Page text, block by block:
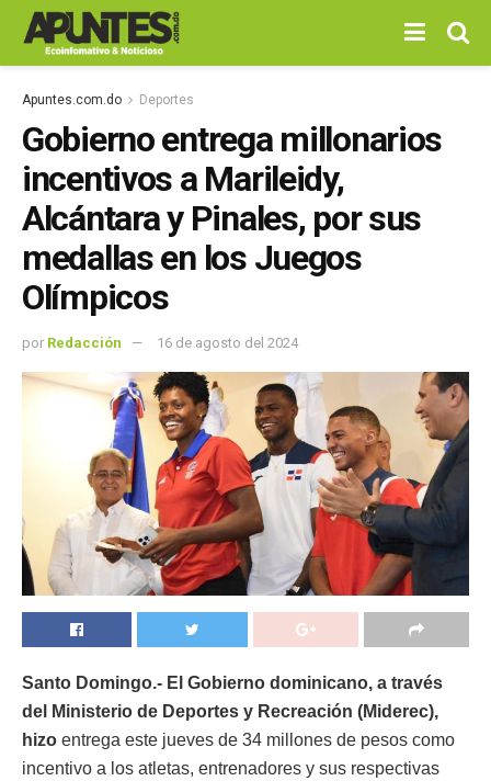
Apuntes.com.do Deportes
Gobierno entrega millonarios
incentivos a Marileidy,
Alcántara y Pinales, por sus
medallas en los Juegos
Olímpicos
por Redacción 16 de agosto del 2024
Santo Domingo.- El Gobierno dominicano, a través
del Ministerio de Deportes y Recreación (Miderec),
hizo entrega este jueves de 34 millones de pesos como
incentivo a los atletas, entrenadores y sus respectivas